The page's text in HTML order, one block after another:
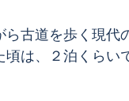
古道を歩く現代
は、２泊くらい